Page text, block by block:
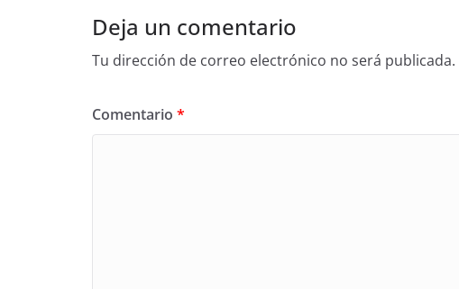
Deja un comentario
Tu dirección de correo electrónico no será publicada.
Comentario *